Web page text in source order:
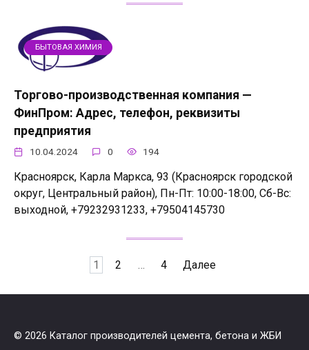
БЫТОВАЯ ХИМИЯ
Торгово-производственная компания —
ФинПром: Адрес, телефон, реквизиты
предприятия
10.04.2024 0 194
Красноярск, Карла Маркса, 93 (Красноярск городской
округ, Центральный район), Пн-Пт: 10:00-18:00, Сб-Вс:
выходной, +79232931233, +79504145730
1 2 … 4 Далее
© 2026 Каталог производителей цемента, бетона и ЖБИ